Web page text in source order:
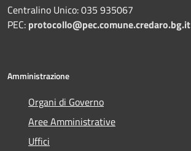
Centralino Unico: 035 935067
PEC: protocollo@pec.comune.credaro.bg.it
Amministrazione
Organi di Governo
Aree Amministrative
Uffici